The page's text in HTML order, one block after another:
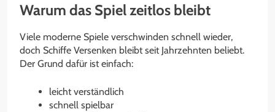
Warum das Spiel zeitlos bleibt
Viele moderne Spiele verschwinden schnell wieder,
doch Schiffe Versenken bleibt seit Jahrzehnten beliebt.
Der Grund dafür ist einfach:
leicht verständlich
schnell spielbar